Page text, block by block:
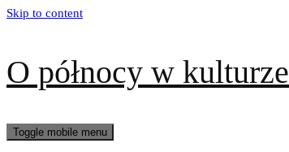
Skip to content
O północy w kulturze
Toggle mobile menu